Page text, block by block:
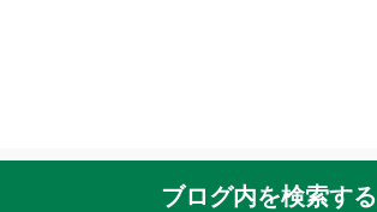
ブログ内を検索する